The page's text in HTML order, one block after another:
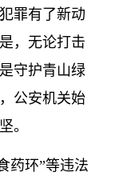
罪有了新动
，无论打击
守护青山绿
公安机关始
。
药环”等违法